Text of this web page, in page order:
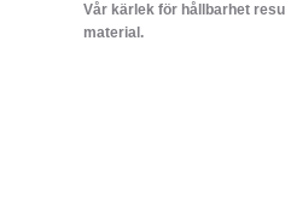
Vår kärlek för hållbarhet
material.